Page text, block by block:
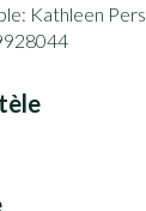
Kathleen